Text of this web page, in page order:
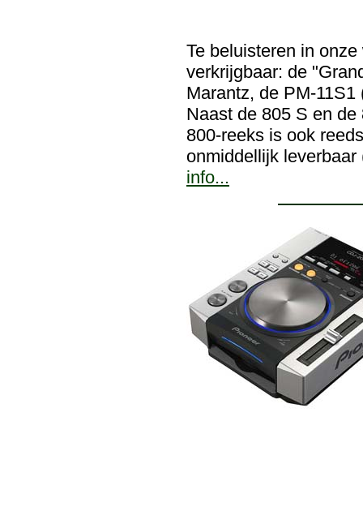
Te beluisteren in
verkrijgbaar: de
Marantz, de PM-
Naast de 805 S en
800-reeks is ook
onmiddellijk
info...